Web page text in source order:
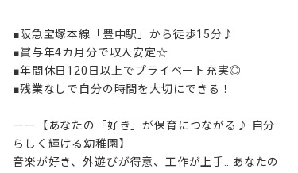
■阪急宝塚本線「豊中駅」から徒歩15分♪
■賞与年4カ月分で収入安定☆
■年間休日120日以上でプライベート充実◎
■残業なしで自分の時間を大切にできる！
ーー【あなたの「好き」が保育につながる♪ 自分
らしく輝ける幼稚園】
音楽が好き、外遊びが得意、工作が上手…あなたの